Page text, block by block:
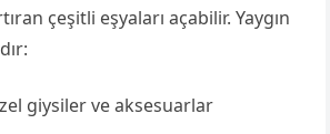
çeşitli eşyaları açabilir. Yaygın
giysiler ve aksesuarlar